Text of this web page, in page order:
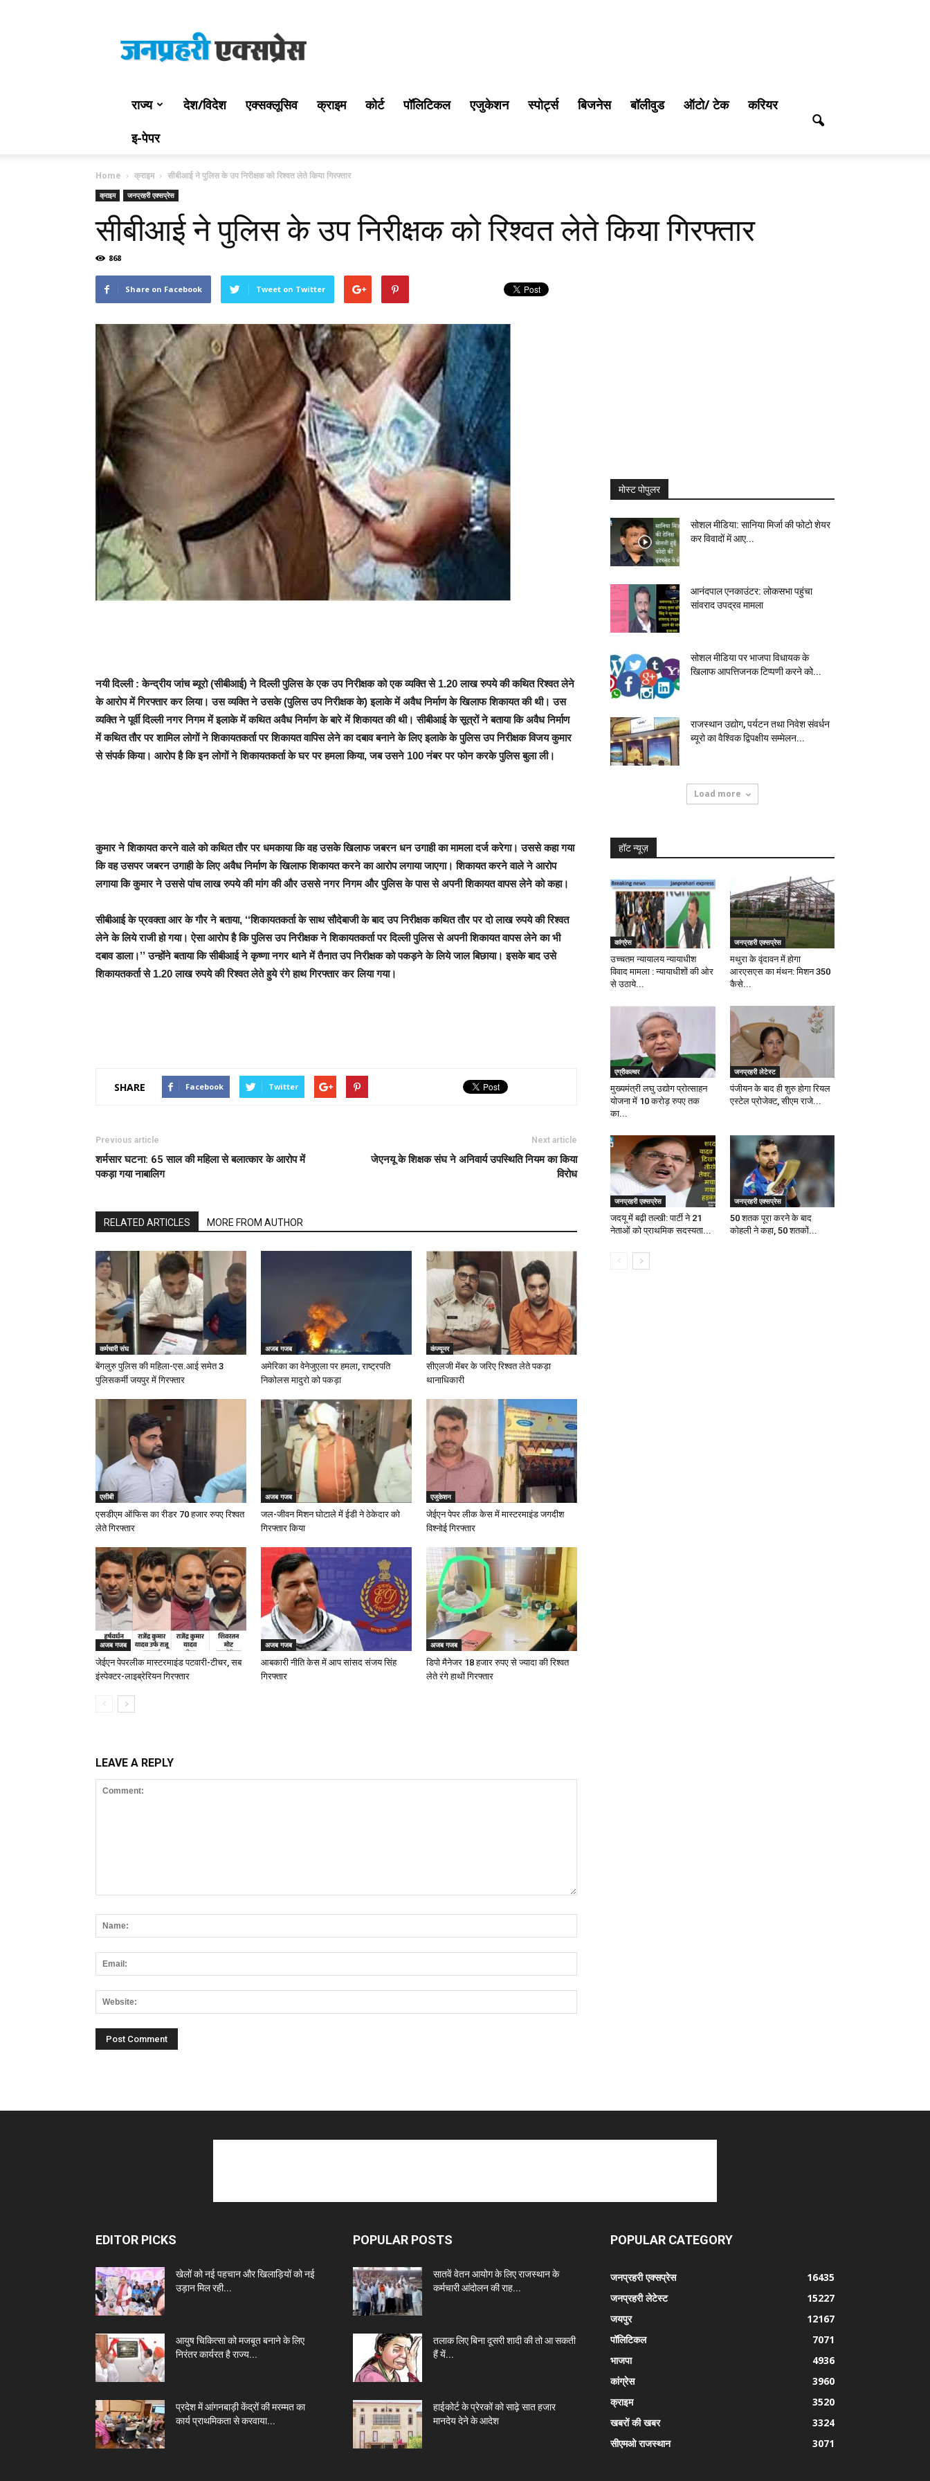
Prahari
Express
राज्य देश/विदेश एक्सक्लूसिव क्राइम कोर्ट पॉलिटिकल एजुकेशन स्पोर्ट्स बिजनेस बॉलीवुड ऑटो/ टेक
करियर
इ-पेपर
Home क्राइम सीबीआई ने पुलिस के उप निरीक्षक को रिश्वत लेते किया गिरफ्तार
क्राइम जनप्रहरी एक्सप्रेस
सीबीआई ने पुलिस के उप निरीक्षक को रिश्वत लेते किया गिरफ्तार
868
Share on Facebook Tweet on Twitter
नयी दिल्ली : केन्द्रीय जांच ब्यूरो (सीबीआई) ने दिल्ली पुलिस के एक उप निरीक्षक को एक व्यक्ति से 1.20 लाख रुपये की कथित रिश्वत लेने
के आरोप में गिरफ्तार कर लिया। उस व्यक्ति ने उसके (पुलिस उप निरीक्षक के) इलाके में अवैध निर्माण के खिलाफ शिकायत की थी। उस
व्यक्ति ने पूर्वी दिल्ली नगर निगम में इलाके में कथित अवैध निर्माण के बारे में शिकायत की थी। सीबीआई के सूत्रों ने बताया कि अवैध निर्माण
में कथित तौर पर शामिल लोगों ने शिकायतकर्ता पर शिकायत वापिस लेने का दबाव बनाने के लिए इलाके के पुलिस उप निरीक्षक विजय कुमार
से संपर्क किया। आरोप है कि इन लोगों ने शिकायतकर्ता के घर पर हमला किया, जब उसने 100 नंबर पर फोन करके पुलिस बुला ली।
कुमार ने शिकायत करने वाले को कथित तौर पर धमकाया कि वह उसके खिलाफ जबरन धन उगाही का मामला दर्ज करेगा। उससे कहा गया
कि वह उसपर जबरन उगाही के लिए अवैध निर्माण के खिलाफ शिकायत करने का आरोप लगाया जाएगा। शिकायत करने वाले ने आरोप
लगाया कि कुमार ने उससे पांच लाख रुपये की मांग की और उससे नगर निगम और पुलिस के पास से अपनी शिकायत वापस लेने को कहा।
सीबीआई के प्रवक्ता आर के गौर ने बताया, ‘‘शिकायतकर्ता के साथ सौदेबाजी के बाद उप निरीक्षक कथित तौर पर दो लाख रुपये की रिश्वत
लेने के लिये राजी हो गया। ऐसा आरोप है कि पुलिस उप निरीक्षक ने शिकायतकर्ता पर दिल्ली पुलिस से अपनी शिकायत वापस लेने का भी
दबाव डाला।’’ उन्होंने बताया कि सीबीआई ने कृष्णा नगर थाने में तैनात उप निरीक्षक को पकड़ने के लिये जाल बिछाया। इसके बाद उसे
शिकायतकर्ता से 1.20 लाख रुपये की रिश्वत लेते हुये रंगे हाथ गिरफ्तार कर लिया गया।
SHARE Facebook Twitter
Previous article
शर्मसार घटना: 65 साल की महिला से बलात्कार के आरोप में
पकड़ा गया नाबालिग
Next article
जेएनयू के शिक्षक संघ ने अनिवार्य उपस्थिति नियम का किया
विरोध
RELATED ARTICLES MORE FROM AUTHOR
कर्मचारी संघ
बेंगलुरु पुलिस की महिला-एस.आई समेत 3
पुलिसकर्मी जयपुर में गिरफ्तार
अजब गजब
अमेरिका का वेनेजुएला पर हमला, राष्ट्रपति
निकोलस मादुरो को पकड़ा
कंज्यूमर
सीएलजी मेंबर के जरिए रिश्वत लेते पकड़ा
थानाधिकारी
एसीबी
एसडीएम ऑफिस का रीडर 70 हजार रुपए रिश्वत
लेते गिरफ्तार
अजब गजब
जल-जीवन मिशन घोटाले में ईडी ने ठेकेदार को
गिरफ्तार किया
एजुकेशन
जेईएन पेपर लीक केस में मास्टरमाइंड जगदीश
विश्नोई गिरफ्तार
अजब गजब
जेईएन पेपरलीक मास्टरमाइंड पटवारी-टीचर, सब
इंस्पेक्टर-लाइब्रेरियन गिरफ्तार
अजब गजब
आबकारी नीति केस में आप सांसद संजय सिंह
गिरफ्तार
अजब गजब
डिपो मैनेजर 18 हजार रुपए से ज्यादा की रिश्वत
लेते रंगे हाथों गिरफ्तार
LEAVE A REPLY
मोस्ट पोपुलर
सोशल मीडिया: सानिया मिर्जा की फोटो शेयर
कर विवादों में आए...
आनंदपाल एनकाउंटर: लोकसभा पहुंचा
सांवराद उपद्रव मामला
सोशल मीडिया पर भाजपा विधायक के
खिलाफ आपत्तिजनक टिप्पणी करने को...
राजस्थान उद्योग, पर्यटन तथा निवेश संवर्धन
ब्यूरो का वैश्विक द्विपक्षीय सम्मेलन...
Load more
हॉट न्यूज़
कांग्रेस
उच्चतम न्यायालय न्यायाधीश
विवाद मामला : न्यायाधीशों की ओर
से उठाये...
जनप्रहरी एक्सप्रेस
मथुरा के वृंदावन में होगा
आरएसएस का मंथन: मिशन 350
कैसे...
एग्रीकल्चर
मुख्यमंत्री लघु उद्योग प्रोत्साहन
योजना में 10 करोड़ रुपए तक
का...
जनप्रहरी लेटेस्ट
पंजीयन के बाद ही शुरु होगा रियल
एस्टेल प्रोजेक्ट, सीएम राजे...
जनप्रहरी एक्सप्रेस
जदयू में बढ़ी तल्खी: पार्टी ने 21
नेताओं को प्राथमिक सदस्यता...
जनप्रहरी एक्सप्रेस
50 शतक पूरा करने के बाद
कोहली ने कहा, 50 शतकों...
EDITOR PICKS
खेलों को नई पहचान और खिलाड़ियों को नई
उड़ान मिल रही...
आयुष चिकित्सा को मजबूत बनाने के लिए
निरंतर कार्यरत है राज्य...
प्रदेश में आंगनबाड़ी केंद्रों की मरम्मत का
कार्य प्राथमिकता से करवाया...
POPULAR POSTS
सातवें वेतन आयोग के लिए राजस्थान के
कर्मचारी आंदोलन की राह...
तलाक लिए बिना दूसरी शादी की तो आ सकती
हैं यें...
हाईकोर्ट के प्रेरकों को साढ़े सात हजार
मानदेय देने के आदेश
POPULAR CATEGORY
जनप्रहरी एक्सप्रेस
16435
जनप्रहरी लेटेस्ट
15227
जयपुर
12167
पॉलिटिकल
7071
भाजपा
4936
कांग्रेस
3960
क्राइम
3520
खबरों की खबर
3324
सीएमओ राजस्थान
3071